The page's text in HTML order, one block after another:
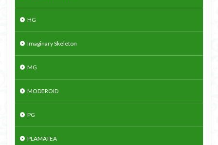
HG
Imaginary Skeleton
MG
MODEROID
PG
PLAMATEA